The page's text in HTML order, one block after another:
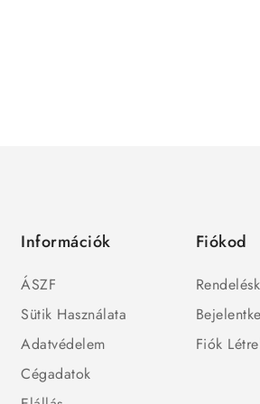
Információk
ÁSZF
Sütik Használata
Adatvédelem
Cégadatok
Fiókod
Fiók